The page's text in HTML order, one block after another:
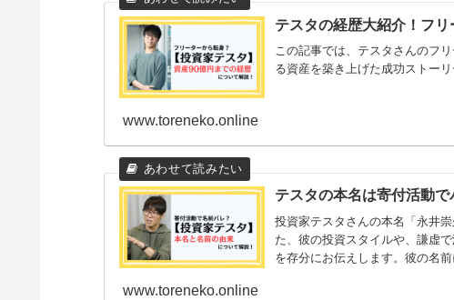
テスタの経歴大紹介！フ
この記事では、テスタさんのフ
る資産を築き上げた成功ストーリ
www.toreneko.online
テスタの本名は寄付活動
投資家テスタさんの本名「永井
た、彼の投資スタイルや、謙虚
を存分にお伝えします。彼の名
www.toreneko.online